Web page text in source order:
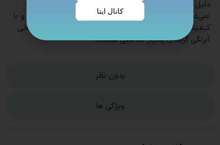
بدون نظر
ویژگی ها
دلیل کیفیت بالای دوخت و چاپ، در طول زمان تغییر رنگ
نمی‌دهند و پرز نمی‌دهند¹². اگر به دنبال یک روسری شیک و با
کیفیت هستید که هم زیبا باشد و هم راحت، روسری‌های نخی
آبرنگی گزینه‌ی بسیار مناسبی هستند.
کانال ایتا